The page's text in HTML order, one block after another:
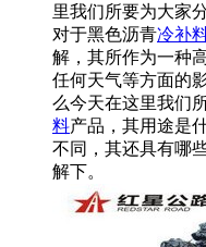
里我们所要为大家
对于黑色沥青冷补
解，其所作为一种
任何天气等方面的
么今天在这里我们
料产品，其用途是
不同，其还具有哪
解下。